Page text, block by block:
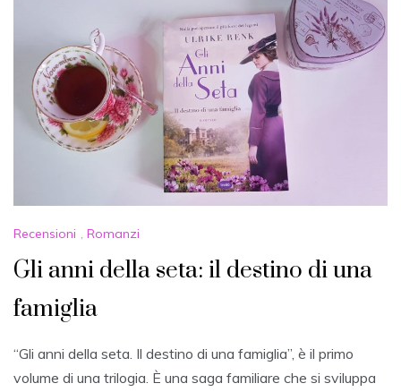
Recensioni , Romanzi
Gli anni della seta: il destino di una
famiglia
“Gli anni della seta. Il destino di una famiglia”, è il primo
volume di una trilogia. È una saga familiare che si sviluppa